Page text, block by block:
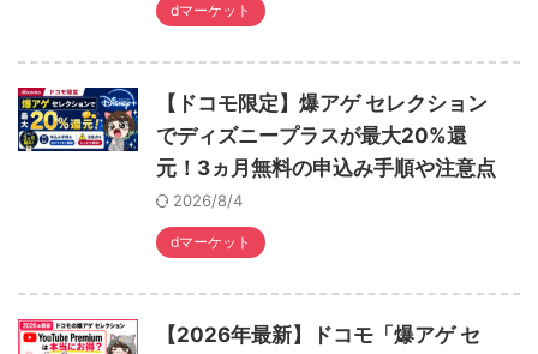
dマーケット
【ドコモ限定】爆アゲ セレクション
でディズニープラスが最大20%還
元！3ヵ月無料の申込み手順や注意点
2026/8/4
dマーケット
【2026年最新】ドコモ「爆アゲ セ